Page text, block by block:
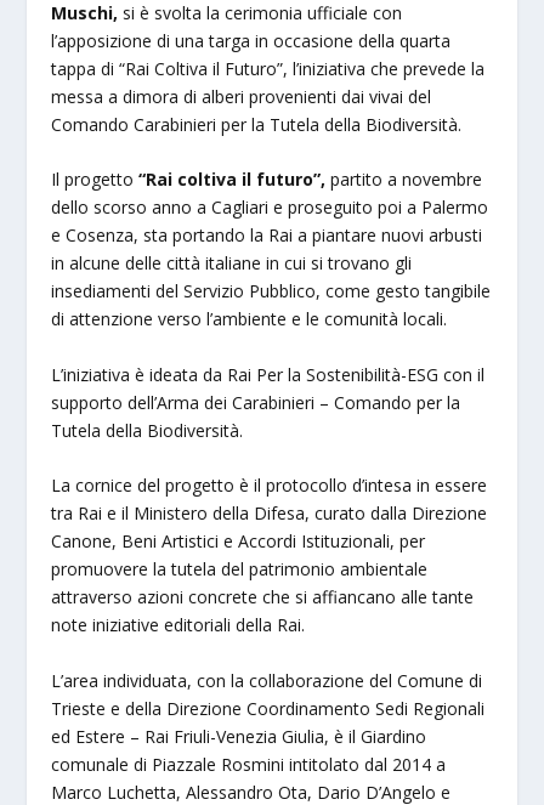
Muschi, si è svolta la cerimonia ufficiale con
l’apposizione di una targa in occasione della quarta
tappa di “Rai Coltiva il Futuro”, l’iniziativa che prevede la
messa a dimora di alberi provenienti dai vivai del
Comando Carabinieri per la Tutela della Biodiversità.
Il progetto“Rai coltiva il futuro”,partito a novembre
dello scorso anno a Cagliari e proseguito poi a Palermo
e Cosenza, sta portando la Rai a piantare nuovi arbusti
in alcune delle città italiane in cui si trovano gli
insediamenti del Servizio Pubblico, come gesto tangibile
di attenzione verso l’ambiente e le comunità locali.
L’iniziativa è ideata da Rai Per la Sostenibilità-ESG con il
supporto dell’Arma dei Carabinieri – Comando per la
Tutela della Biodiversità.
La cornice del progetto è il protocollo d’intesa in essere
tra Rai e il Ministero della Difesa, curato dalla Direzione
Canone, Beni Artistici e Accordi Istituzionali, per
promuovere la tutela del patrimonio ambientale
attraverso azioni concrete che si affiancano alle tante
note iniziative editoriali della Rai.
L’area individuata, con la collaborazione del Comune di
Trieste e della Direzione Coordinamento Sedi Regionali
ed Estere – Rai Friuli-Venezia Giulia, è il Giardino
comunale di Piazzale Rosmini intitolato dal 2014 a
Marco Luchetta, Alessandro Ota, Dario D’Angelo e